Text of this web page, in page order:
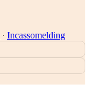
∙ Incassomelding